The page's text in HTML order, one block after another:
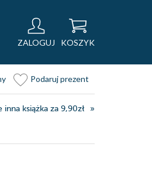
ZALOGUJ KOSZYK
Podaruj prezent
inna książka za 9,90zł